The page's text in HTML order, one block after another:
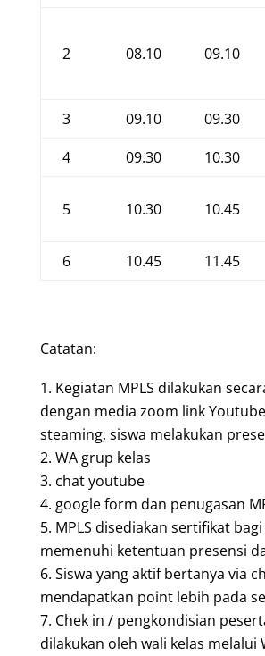
2 08.10 09.10
3
09.10 09.30
4
09.30 10.30
5 10.30 10.45
6
10.45 11.45
Catatan:
Kegiatan MPLS dilakukan
dengan media zoom link
steaming, siswa melakukan
WA grup kelas
chat youtube
google form dan penugasan
MPLS disediakan sertifikat
memenuhi ketentuan presensi
Siswa yang aktif bertanya via
mendapatkan point lebih pada
Chek in / pengkondisian
dilakukan oleh wali kelas melalui